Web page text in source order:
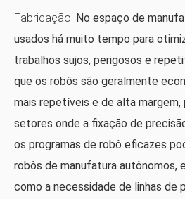
Fabricação: No espaço de
usados ​​há muito tempo para
trabalhos sujos, perigosos e
que os robôs são geralmente
mais repetíveis e de alta margem,
setores onde a fixação de
os programas de robô eficazes
robôs de manufatura autônomos,
como a necessidade de linhas de